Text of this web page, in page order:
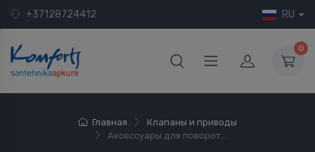
+37128724412 RU
0
Главная
Клапаны и приводы
Аксессуары для поворот...